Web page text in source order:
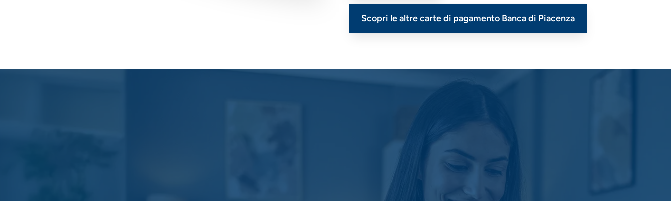
Scopri le altre carte di pagamento Banca di Piacenza